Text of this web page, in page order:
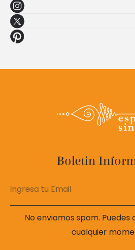
Boletin
No enviamos spam.
cualquier